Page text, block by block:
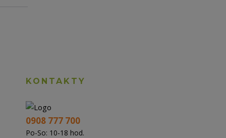
KONTAKTY
0908 777 700
Po-So: 10-18 hod.